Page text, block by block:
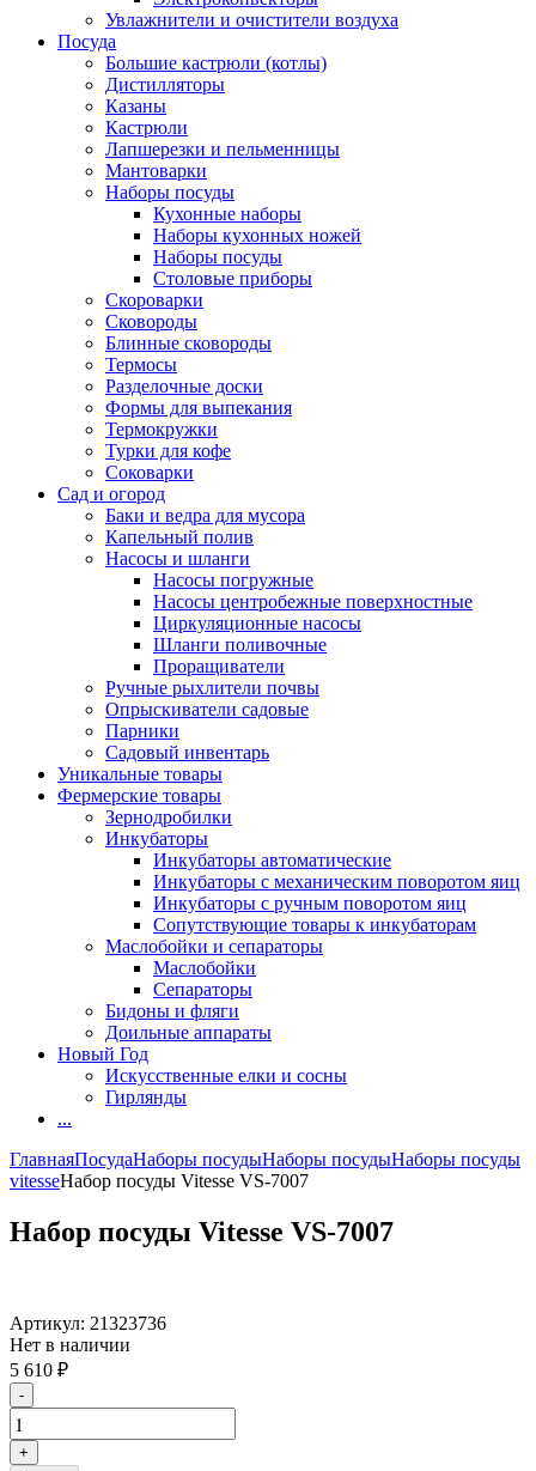
Увлажнители и очистители воздуха
Посуда
Большие кастрюли (котлы)
Дистилляторы
Казаны
Кастрюли
Лапшерезки и пельменницы
Мантоварки
Наборы посуды
Кухонные наборы
Наборы кухонных ножей
Наборы посуды
Столовые приборы
Скороварки
Сковороды
Блинные сковороды
Термосы
Разделочные доски
Формы для выпекания
Термокружки
Турки для кофе
Соковарки
Сад и огород
Баки и ведра для мусора
Капельный полив
Насосы и шланги
Насосы погружные
Насосы центробежные поверхностные
Циркуляционные насосы
Шланги поливочные
Проращиватели
Ручные рыхлители почвы
Опрыскиватели садовые
Парники
Садовый инвентарь
Уникальные товары
Фермерские товары
Зернодробилки
Инкубаторы
Инкубаторы автоматические
Инкубаторы с механическим поворотом яиц
Инкубаторы с ручным поворотом яиц
Сопутствующие товары к инкубаторам
Маслобойки и сепараторы
Маслобойки
Сепараторы
Бидоны и фляги
Доильные аппараты
Новый Год
Искусственные елки и сосны
Гирлянды
...
ГлавнаяПосудаНаборы посудыНаборы посудыНаборы посуды
vitesseНабор посуды Vitesse VS-7007
Набор посуды Vitesse VS-7007
Артикул: 21323736
Нет в наличии
5 610 ₽
-
+